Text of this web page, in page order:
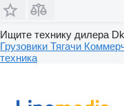
Ищите технику дилера
Грузовики Тягачи
техника